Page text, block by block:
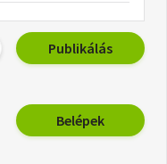
Publikálás
Belépek